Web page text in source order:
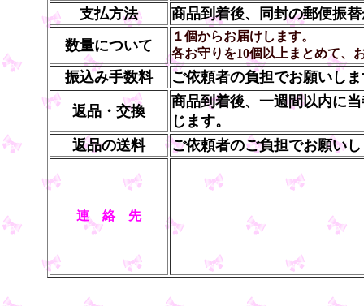
支払方法
商品到着後、同封の郵便振
数量について
１個からお届けします。
各お守りを10個以上まとめて、
振込み手数料 ご依頼者の負担でお願いし
返品・交換
商品到着後、一週間以内に
じます。
返品の送料
ご依頼者のご負担でお願い
連 絡 先